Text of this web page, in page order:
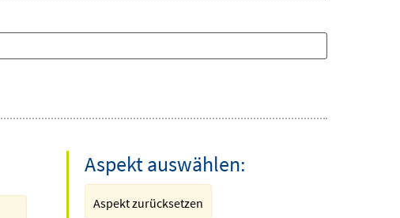
Aspekt auswählen:
Aspekt zurücksetzen